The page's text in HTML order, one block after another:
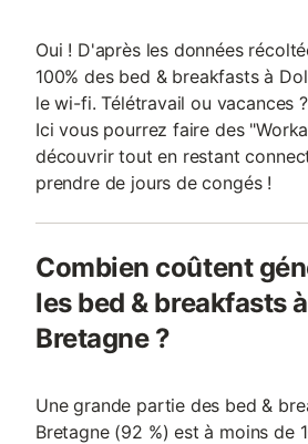
Oui ! D'après les données
100% des bed & breakfasts à
le wi-fi. Télétravail ou vacances
Ici vous pourrez faire des
découvrir tout en restant
prendre de jours de congés !
Combien coûtent
les bed & breakfasts
Bretagne ?
Une grande partie des bed &
Bretagne (92 %) est à moins de